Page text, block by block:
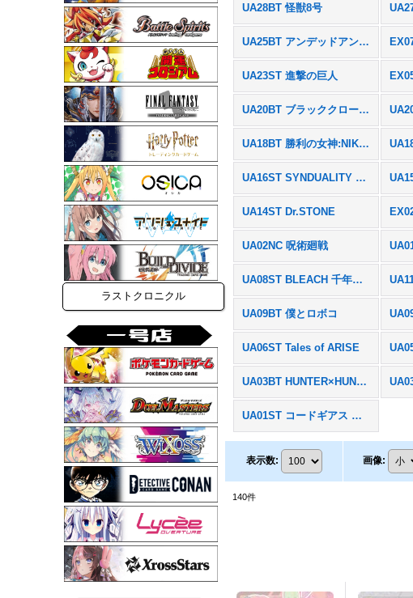
ラストクロニクル
UA28BT 怪獣8号
UA25BT アンデッドアンラック
UA23ST 進撃の巨人
UA20BT ブラッククローバー
UA18BT 勝利の女神:NIKKE
UA16ST SYNDUALITY Noir
UA14ST Dr.STONE
UA02NC 呪術廻戦
UA08ST BLEACH 千年血戦篇
UA09BT 僕とロボコ
UA06ST Tales of ARISE
UA03BT HUNTER×HUNTER
UA01ST コードギアス 反逆のルルーシュ
表示数: 画像:
140件